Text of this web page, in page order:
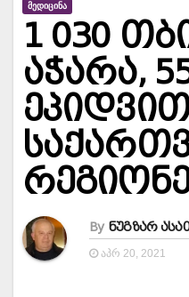
ᲛᲔᲓᲘᲪᲘᲜᲐ
1 030
აჭარა,
By ნუგზარ
ᲐᲞᲠ 20, 2021